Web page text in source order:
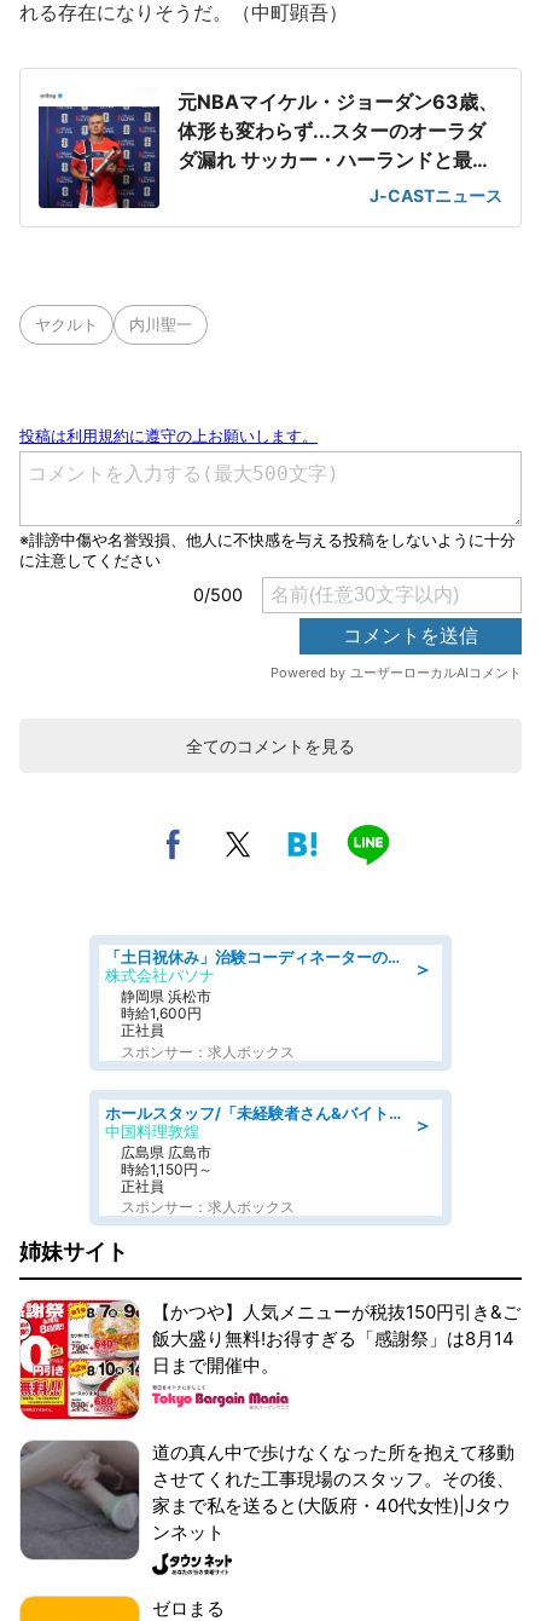
れる存在になりそうだ。（中町顕吾）
元NBAマイケル・ジョーダン63歳、
体形も変わらず...スターのオーラダ
ダ漏れ サッカー・ハーランドと最強
J-CASTニュース
ヤクルト 内川聖一
全てのコメントを見る
＞
「土日祝休み」治験コーディネーターのお仕事/未経験OK
株式会社パソナ
静岡県 浜松市
時給1,600円
正社員
スポンサー：求人ボックス
＞
ホールスタッフ/「未経験者さん&バイトデビューも大歓迎」残業ほぼなし×1日3時間〜勤務OK!フォロー体制も充実/広島県/広島市南区
中国料理敦煌
広島県 広島市
時給1,150円～
正社員
スポンサー：求人ボックス
姉妹サイト
【かつや】人気メニューが税抜150円引き&ご
飯大盛り無料!お得すぎる「感謝祭」は8月14
日まで開催中。
道の真ん中で歩けなくなった所を抱えて移動
させてくれた工事現場のスタッフ。その後、
家まで私を送ると(大阪府・40代女性)|Jタウ
ンネット
ゼロまる